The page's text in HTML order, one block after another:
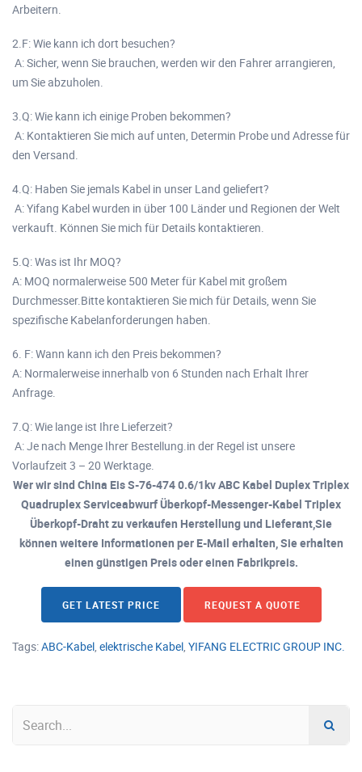
Arbeitern.
2.F: Wie kann ich dort besuchen?
A: Sicher, wenn Sie brauchen, werden wir den Fahrer arrangieren,
um Sie abzuholen.
3.Q: Wie kann ich einige Proben bekommen?
A: Kontaktieren Sie mich auf unten, Determin Probe und Adresse für
den Versand.
4.Q: Haben Sie jemals Kabel in unser Land geliefert?
A: Yifang Kabel wurden in über 100 Länder und Regionen der Welt
verkauft. Können Sie mich für Details kontaktieren.
5.Q: Was ist Ihr MOQ?
A: MOQ normalerweise 500 Meter für Kabel mit großem
Durchmesser.Bitte kontaktieren Sie mich für Details, wenn Sie
spezifische Kabelanforderungen haben.
6. F: Wann kann ich den Preis bekommen?
A: Normalerweise innerhalb von 6 Stunden nach Erhalt Ihrer
Anfrage.
7.Q: Wie lange ist Ihre Lieferzeit?
A: Je nach Menge Ihrer Bestellung.in der Regel ist unsere
Vorlaufzeit 3 – 20 Werktage.
Wer wir sind China Eis S-76-474 0.6/1kv ABC Kabel Duplex Triplex
Quadruplex Serviceabwurf Überkopf-Messenger-Kabel Triplex
Überkopf-Draht zu verkaufen Herstellung und Lieferant,Sie
können weitere Informationen per E-Mail erhalten, Sie erhalten
einen günstigen Preis oder einen Fabrikpreis.
GET LATEST PRICE REQUEST A QUOTE
Tags:ABC-Kabel, elektrische Kabel, YIFANG ELECTRIC GROUP INC.